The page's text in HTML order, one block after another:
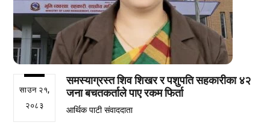
साउन २१,
२०८३
समस्याग्रस्त शिव शिखर र पशुपति सहकारीका ४२
जना बचतकर्ताले पाए रकम फिर्ता
आर्थिक पाटी संवाददाता